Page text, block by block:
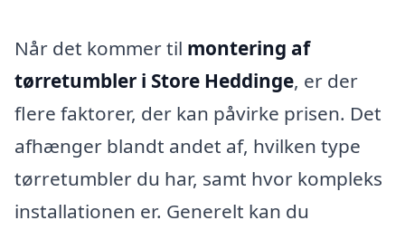
Når det kommer til montering af
tørretumbler i Store Heddinge, er der
flere faktorer, der kan påvirke prisen. Det
afhænger blandt andet af, hvilken type
tørretumbler du har, samt hvor kompleks
installationen er. Generelt kan du